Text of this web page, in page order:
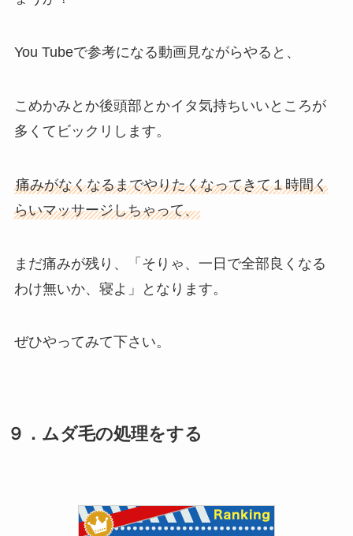
You Tubeで参考になる動画見ながらやると、
こめかみとか後頭部とかイタ気持ちいいところが
多くてビックリします。
痛みがなくなるまでやりたくなってきて１時間く
らいマッサージしちゃって、
まだ痛みが残り、「そりゃ、一日で全部良くなる
わけ無いか、寝よ」となります。
ぜひやってみて下さい。
９．ムダ毛の処理をする